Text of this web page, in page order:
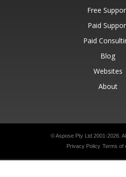
Free
Paid
Paid
Blog
Websites
About
© Aspose Pty Ltd 2001-2026.
Privacy Policy Terms of